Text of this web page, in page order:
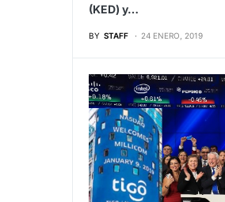
(KED) y…
BY STAFF 24 ENERO, 2019